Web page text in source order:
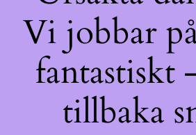
Vi jobbar
fantastiskt
tillbaka